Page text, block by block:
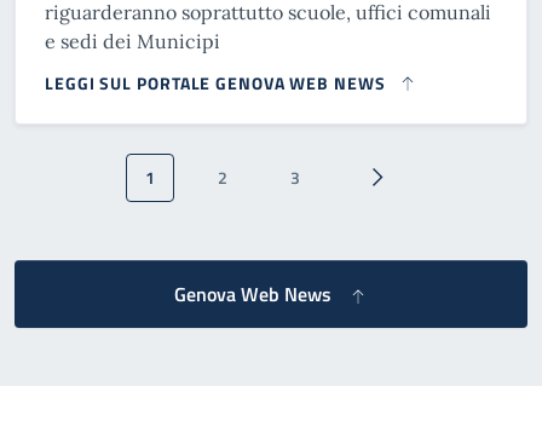
riguarderanno soprattutto scuole, uffici comunali
e sedi dei Municipi
LEGGI SUL PORTALE GENOVA WEB NEWS
Paginazione
Pagina attuale
1 Pagina
2 Pagina
3 Pagina successiva
Genova Web News